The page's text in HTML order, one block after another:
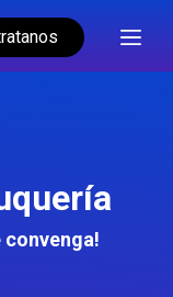
convenga!